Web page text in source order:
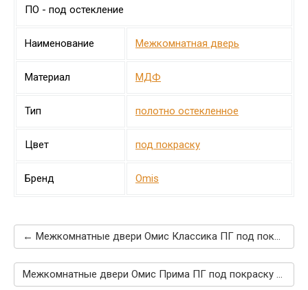
ПО - под остекление
Наименование Межкомнатная дверь
Материал МДФ
Тип полотно остекленное
Цвет под покраску
Бренд Omis
← Межкомнатные двери Омис Классика ПГ под покраску
Межкомнатные двери Омис Прима ПГ под покраску →